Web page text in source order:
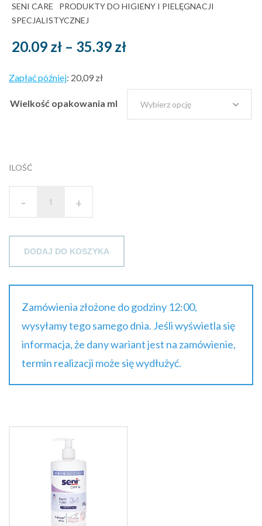
SENI CARE
PRODUKTY DO HIGIENY I PIELĘGNACJI
SPECJALISTYCZNEJ
20.09 zł – 35.39 złZakres
20.09 zł
Zapłać później: 20,09 zł
Wielkość opakowania ml
ILOŚĆ
- +
DODAJ DO KOSZYKA
Zamówienia złożone do godziny 12:00,
wysyłamy tego samego dnia. Jeśli wyświetla się
informacja, że dany wariant jest na zamówienie,
termin realizacji może się wydłużyć.